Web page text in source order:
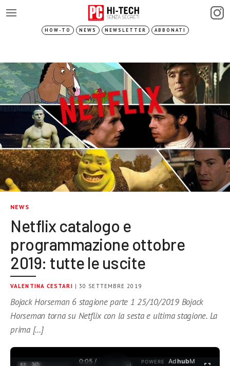
HOW-TO NEWS NEWSLETTER ABBONATI
NEWS
Netflix catalogo e
programmazione ottobre
2019: tutte le uscite
VALENTINA CESTARI | 30 SETTEMBRE 2019
Bojack Horseman 6 stagione parte 1 25/10/2019 Bojack
Horseman torna su Netflix con la sesta e ultima stagione. La
prima […]
0:05 /
POWERE
AdhubM